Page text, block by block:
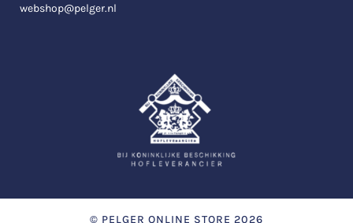
webshop@pelger.nl
© PELGER ONLINE STORE 2026